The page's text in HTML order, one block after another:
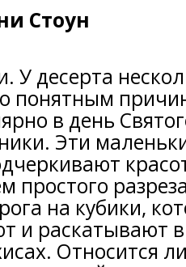
Стоун
У десерта
понятным
в день
Эти
простого
на кубики,
и раскатывают
Относится